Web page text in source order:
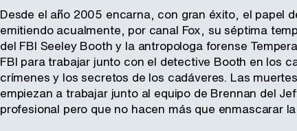
Desde el año 2005 encarna, con gran éxito, el papel
emitiendo acualmente, por canal Fox, su séptima
del FBI Seeley Booth y la antropologa forense
FBI para trabajar junto con el detective Booth en los
crímenes y los secretos de los cadáveres. Las
empiezan a trabajar junto al equipo de Brennan del
profesional pero que no hacen más que enmascarar